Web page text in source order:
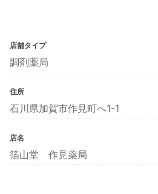
店舗タイプ
調剤薬局
住所
石川県加賀市作見町へ1-1
店名
箔山堂 作見薬局